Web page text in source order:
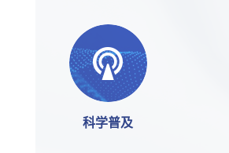
科学普及